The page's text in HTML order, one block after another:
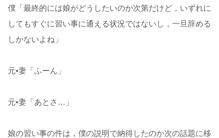
僕「最終的には娘がどうしたいのか次第だけど，いずれに
してもすぐに習い事に通える状況ではないし，一旦辞める
しかないよね」
元•妻「ふーん」
元•妻「あとさ…」
娘の習い事の件は，僕の説明で納得したのか次の話題に移